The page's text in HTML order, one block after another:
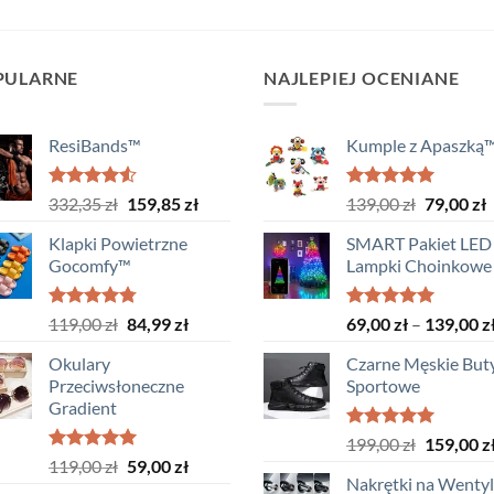
ResiBands™
Oceniono
na 5
332,35zł Pierwotna
wynosiła:
332,35 zł.
159,85złAktualna
159,85 zł.
Klapki Powietrzne
Gocomfy™
Oceniono
na 5
119,00zł Pierwotna
119,00 zł.
84,99złAktualna
Okulary
Przeciwsłoneczne
Gradient
Oceniono
na 5
119,00zł Pierwotna
59,00złAktualna
NAJLEPIEJ OCENIANE
Kumple z
Oceniono
na 5
139,00zł Pierwotna
139,00 zł.
79,00zł
SMART Pakiet LED
Lampki Choinkowe
Oceniono
5.00
69,00zł – 139,00
Czarne Męskie
Sportowe
Oceniono
na 5
199,00zł 159,00
Nakrętki na